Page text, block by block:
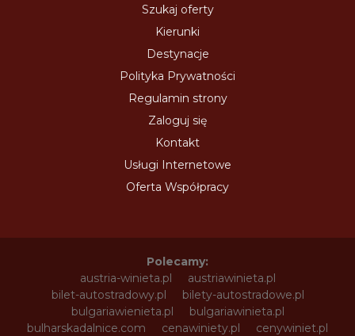
Szukaj oferty
Kierunki
Destynacje
Polityka Prywatności
Regulamin strony
Zaloguj się
Kontakt
Usługi Internetowe
Oferta Współpracy
Polecamy:
austria-winieta.pl
austriawinieta.pl
bilet-autostradowy.pl
bilety-autostradowe.pl
bulgariawienieta.pl
bulgariawinieta.pl
bulharskadalnice.com
cenawiniety.pl
cenywiniet.pl